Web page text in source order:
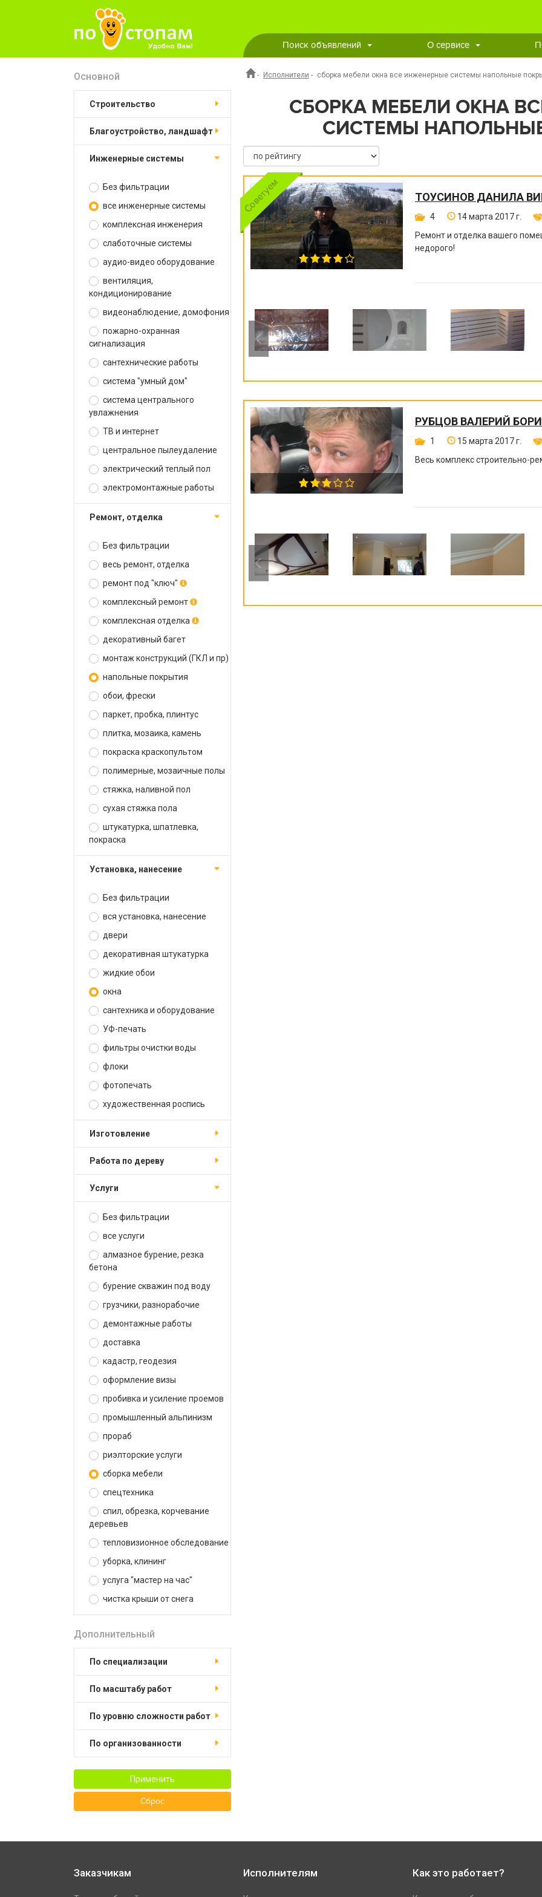
Поиск объявлений О сервисе
Основной
строительство
благоустройство, ландшафт
инженерные системы
Без фильтрации
все инженерные системы
комплексная инженерия
слаботочные системы
аудио-видео оборудование
вентиляция,
кондиционирование
видеонаблюдение, домофония
пожарно-охранная
сигнализация
сантехнические работы
система "умный дом"
система центрального
увлажнения
ТВ и интернет
центральное пылеудаление
электрический теплый пол
электромонтажные работы
ремонт, отделка
Без фильтрации
весь ремонт, отделка
ремонт под "ключ"
комплексный ремонт
комплексная отделка
декоративный багет
монтаж конструкций (ГКЛ и пр)
напольные покрытия
обои, фрески
паркет, пробка, плинтус
плитка, мозаика, камень
покраска краскопультом
полимерные, мозаичные полы
стяжка, наливной пол
сухая стяжка пола
штукатурка, шпатлевка,
покраска
установка, нанесение
Без фильтрации
вся установка, нанесение
двери
декоративная штукатурка
жидкие обои
окна
сантехника и оборудование
УФ-печать
фильтры очистки воды
флоки
фотопечать
художественная роспись
изготовление
работа по дереву
услуги
Без фильтрации
все услуги
алмазное бурение, резка
бетона
бурение скважин под воду
грузчики, разнорабочие
демонтажные работы
доставка
кадастр, геодезия
оформление визы
пробивка и усиление проемов
промышленный альпинизм
прораб
риэлторские услуги
сборка мебели
спецтехника
спил, обрезка, корчевание
деревьев
тепловизионное обследование
уборка, клининг
услуга "мастер на час"
чистка крыши от снега
Дополнительный
по специализации
по масштабу работ
по уровню сложности работ
по организованности
Применить
Сброс
- Исполнители - сборка мебели окна все инженерные системы напольные
СБОРКА МЕБЕЛИ ОКНА
СИСТЕМЫ
ТОУСИНОВ ДАНИЛА
4 14 марта 2017 г.
Ремонт и отделка вашего
недорого!
РУБЦОВ ВАЛЕРИЙ
1 15 марта 2017 г.
Весь комплекс строительно-
Заказчикам Исполнителям Как это работает?